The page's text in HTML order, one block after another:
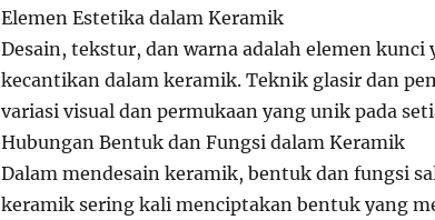
Elemen Estetika dalam Keramik
Desain, tekstur, dan warna adalah elemen kunci
kecantikan dalam keramik. Teknik glasir dan
variasi visual dan permukaan yang unik pada
Hubungan Bentuk dan Fungsi dalam Keramik
Dalam mendesain keramik, bentuk dan fungsi
keramik sering kali menciptakan bentuk yang